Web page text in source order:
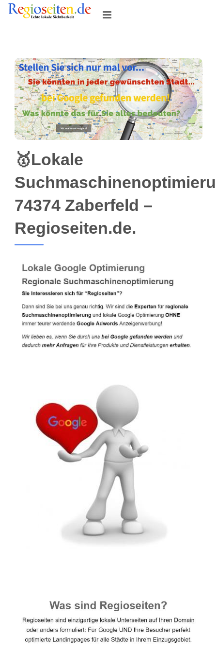
Skip
🥇Lokale
74374 Zaberfeld –
Regioseiten.de.